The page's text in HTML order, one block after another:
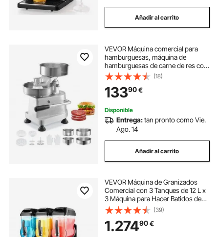
Añadir al carrito
VEVOR Máquina comercial para
hamburguesas, máquina de
hamburguesas de carne de res con
3 moldes convertibles 10/13/15 cm,
máquina de prensa de
hamburguesas de acero inoxidable
resistente
(18)
13390€
Disponible
Entrega:tan pronto como Vie.
Ago. 14
Añadir al carrito
VEVOR Máquina de Granizados
Comercial con 3 Tanques de 12 L x
3 Máquina para Hacer Batidos de
Acero Inoxidable 144 Tazas
Máquina para Hacer Granizados
para Fiestas en Hogar,
Restaurantes, Bares
(39)
1.27490€